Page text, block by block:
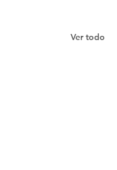
Ver todo